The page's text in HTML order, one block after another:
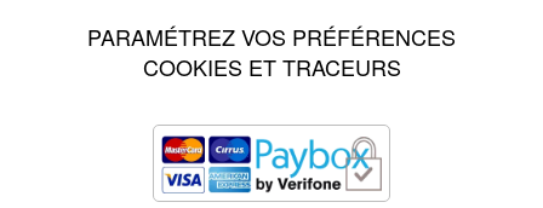
PARAMÉTREZ VOS PRÉFÉRENCES
COOKIES ET TRACEURS